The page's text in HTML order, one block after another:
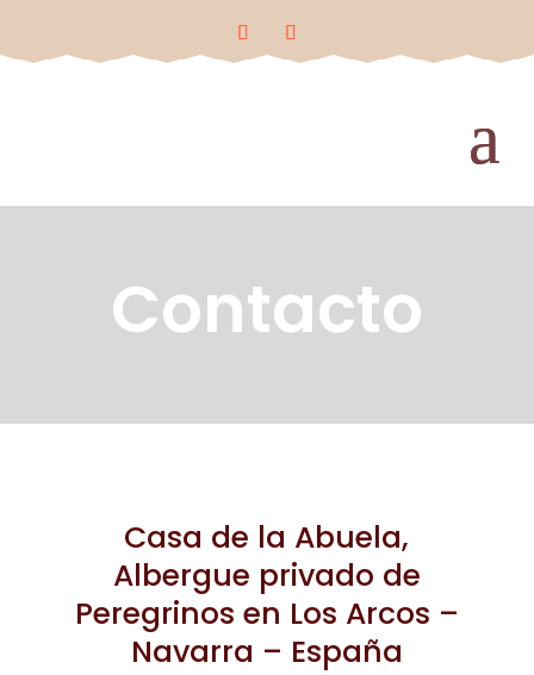
Contacto
Casa de la Abuela,
Albergue privado de
Peregrinos en Los Arcos –
Navarra – España